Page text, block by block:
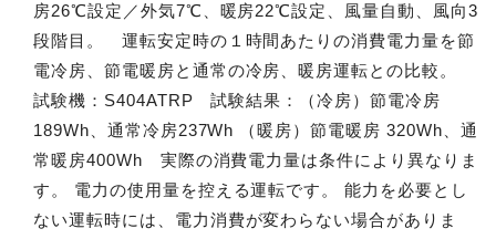
房26℃設定／外気7℃、暖房22℃設定、風量自動、風向3
段階目。 運転安定時の１時間あたりの消費電力量を節
電冷房、節電暖房と通常の冷房、暖房運転との比較。
試験機：S404ATRP 試験結果：（冷房）節電冷房
189Wh、通常冷房237Wh （暖房）節電暖房 320Wh、通
常暖房400Wh 実際の消費電力量は条件により異なりま
す。 電力の使用量を控える運転です。 能力を必要とし
ない運転時には、電力消費が変わらない場合がありま